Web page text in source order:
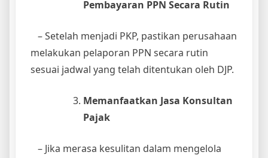
Pembayaran PPN Secara Rutin
– Setelah menjadi PKP, pastikan perusahaan
melakukan pelaporan PPN secara rutin
sesuai jadwal yang telah ditentukan oleh DJP.
Memanfaatkan Jasa Konsultan
Pajak
– Jika merasa kesulitan dalam mengelola